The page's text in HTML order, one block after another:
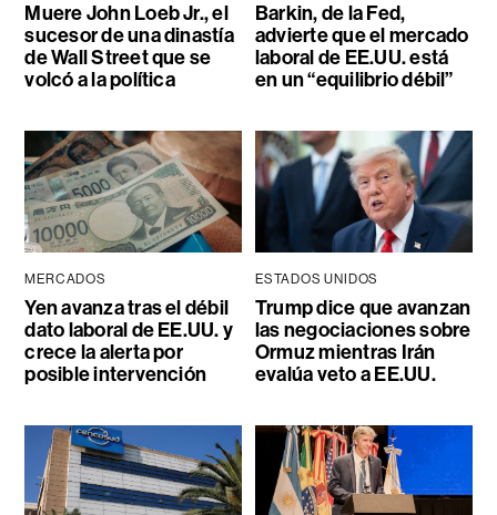
Muere John Loeb Jr., el
sucesor de una dinastía
de Wall Street que se
volcó a la política
Barkin, de la Fed,
advierte que el mercado
laboral de EE.UU. está
en un “equilibrio débil”
MERCADOS
Yen avanza tras el débil
dato laboral de EE.UU. y
crece la alerta por
posible intervención
ESTADOS UNIDOS
Trump dice que avanzan
las negociaciones sobre
Ormuz mientras Irán
evalúa veto a EE.UU.